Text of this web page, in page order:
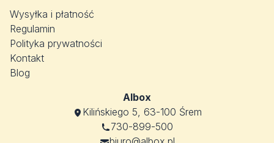
Wysyłka i płatność
Regulamin
Polityka prywatności
Kontakt
Blog
Albox
Kilińskiego 5, 63-100 Śrem
730-899-500